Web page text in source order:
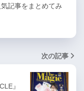
記事をまとめてみ
次の記事
』